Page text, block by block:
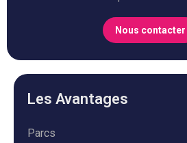
Nous contacter
Les Avantages
Parcs